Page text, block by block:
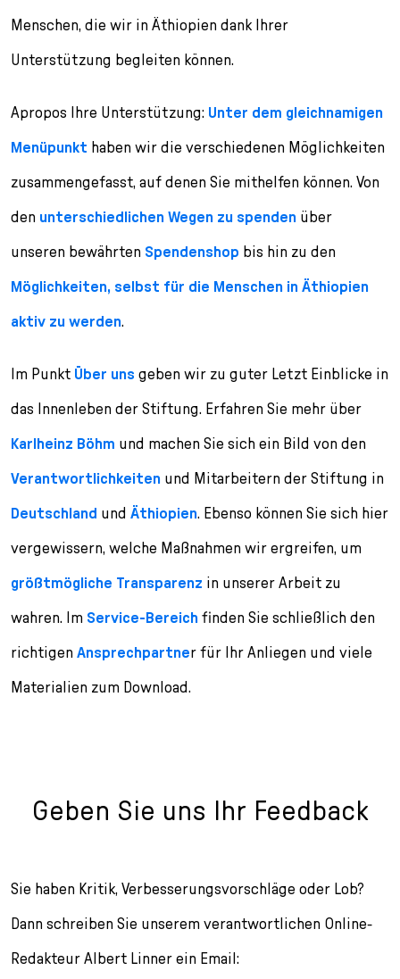
Menschen, die wir in Äthiopien dank Ihrer
Unterstützung begleiten können.
Apropos Ihre Unterstützung: Unter dem gleichnamigen
Menüpunkt haben wir die verschiedenen Möglichkeiten
zusammengefasst, auf denen Sie mithelfen können. Von
den unterschiedlichen Wegen zu spenden über
unseren bewährten Spendenshop bis hin zu den
Möglichkeiten, selbst für die Menschen in Äthiopien
aktiv zu werden.
Im Punkt Über uns geben wir zu guter Letzt Einblicke in
das Innenleben der Stiftung. Erfahren Sie mehr über
Karlheinz Böhm und machen Sie sich ein Bild von den
Verantwortlichkeiten und Mitarbeitern der Stiftung in
Deutschland und Äthiopien. Ebenso können Sie sich hier
vergewissern, welche Maßnahmen wir ergreifen, um
größtmögliche Transparenz in unserer Arbeit zu
wahren. Im Service-Bereichfinden Sie schließlich den
richtigen Ansprechpartner für Ihr Anliegen und viele
Materialien zum Download.
Geben Sie uns Ihr Feedback
Sie haben Kritik, Verbesserungsvorschläge oder Lob?
Dann schreiben Sie unserem verantwortlichen Online-
Redakteur Albert Linner ein Email: